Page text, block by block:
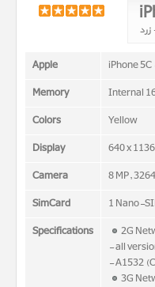
Apple
iPhone
Memory
Internal
Colors
Yellow
Display
640 x
Camera
8 MP,
SimCard
1 Nano-
Specifications
2G
- all
- A1532
3G